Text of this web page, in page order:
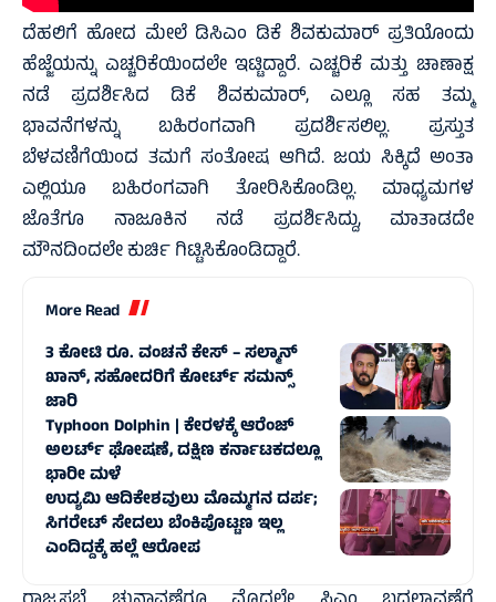
ದೆಹಲಿಗೆ ಹೋದ ಮೇಲೆ ಡಿಸಿಎಂ ಡಿಕೆ ಶಿವಕುಮಾರ್ ಪ್ರತಿಯೊಂದು
ಹೆಜ್ಜೆಯನ್ನು ಎಚ್ಚರಿಕೆಯಿಂದಲೇ ಇಟ್ಟಿದ್ದಾರೆ. ಎಚ್ಚರಿಕೆ ಮತ್ತು ಚಾಣಾಕ್ಷ
ನಡೆ ಪ್ರದರ್ಶಿಸಿದ ಡಿಕೆ ಶಿವಕುಮಾರ್, ಎಲ್ಲೂ ಸಹ ತಮ್ಮ
ಭಾವನೆಗಳನ್ನು ಬಹಿರಂಗವಾಗಿ ಪ್ರದರ್ಶಿಸಲಿಲ್ಲ. ಪ್ರಸ್ತುತ
ಬೆಳವಣಿಗೆಯಿಂದ ತಮಗೆ ಸಂತೋಷ ಆಗಿದೆ. ಜಯ ಸಿಕ್ಕಿದೆ ಅಂತಾ
ಎಲ್ಲಿಯೂ ಬಹಿರಂಗವಾಗಿ ತೋರಿಸಿಕೊಂಡಿಲ್ಲ. ಮಾಧ್ಯಮಗಳ
ಜೊತೆಗೂ ನಾಜೂಕಿನ ನಡೆ ಪ್ರದರ್ಶಿಸಿದ್ದು, ಮಾತಾಡದೇ
ಮೌನದಿಂದಲೇ ಕುರ್ಚಿ ಗಿಟ್ಟಿಸಿಕೊಂಡಿದ್ದಾರೆ.
More Read
3 ಕೋಟಿ ರೂ. ವಂಚನೆ ಕೇಸ್‌ – ಸಲ್ಮಾನ್
ಖಾನ್, ಸಹೋದರಿಗೆ ಕೋರ್ಟ್‌ ಸಮನ್ಸ್
ಜಾರಿ
Typhoon Dolphin | ಕೇರಳಕ್ಕೆ ಆರೆಂಜ್‌
ಅಲರ್ಟ್‌ ಘೋಷಣೆ, ದಕ್ಷಿಣ ಕರ್ನಾಟಕದಲ್ಲೂ
ಭಾರೀ ಮಳೆ
ಉದ್ಯಮಿ ಆದಿಕೇಶವುಲು ಮೊಮ್ಮಗನ ದರ್ಪ;
ಸಿಗರೇಟ್ ಸೇದಲು ಬೆಂಕಿಪೊಟ್ಟಣ ಇಲ್ಲ
ಎಂದಿದ್ದಕ್ಕೆ ಹಲ್ಲೆ ಆರೋಪ